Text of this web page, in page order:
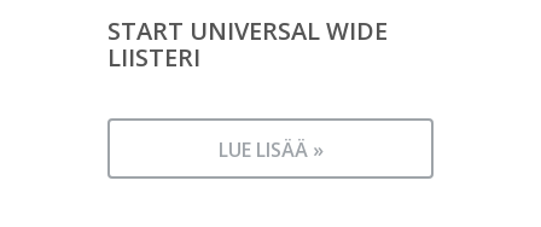
START UNIVERSAL WIDE
LIISTERI
LUE LISÄÄ »